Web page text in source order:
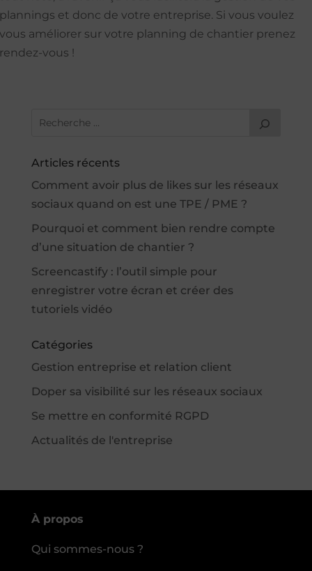
et donc de votre entreprise. Si vous voulez
améliorer sur votre planning de chantier prenez
vous !
Articles récents
Comment avoir plus de likes sur les réseaux
sociaux quand on est une TPE / PME ?
Pourquoi et comment bien rendre compte
d’une situation de chantier ?
Screencastify : l’outil simple pour
enregistrer votre écran et créer des
tutoriels vidéo
Catégories
Gestion entreprise et relation client
Doper sa visibilité sur les réseaux sociaux
Se mettre en conformité RGPD
Actualités de l'entreprise
À propos
Qui sommes-nous ?